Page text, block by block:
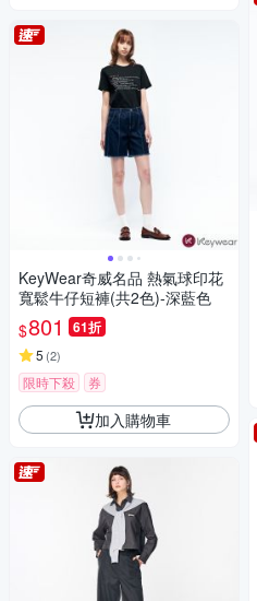
KeyWear奇威名品 熱氣球印花
寬鬆牛仔短褲(共2色)-深藍色
$801 61折
5 (2)
限時下殺 券
加入購物車